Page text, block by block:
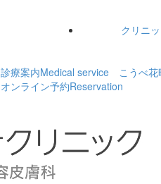
クリニ
診療案内Medical service こうべ
オンライン予約Reservation